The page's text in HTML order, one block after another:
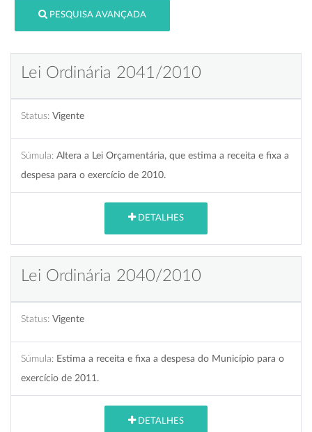
PESQUISA AVANÇADA
Lei Ordinária 2041/2010
Status: Vigente
Súmula: Altera a Lei Orçamentária, que estima a receita e fixa a
despesa para o exercício de 2010.
DETALHES
Lei Ordinária 2040/2010
Status: Vigente
Súmula: Estima a receita e fixa a despesa do Município para o
exercício de 2011.
DETALHES